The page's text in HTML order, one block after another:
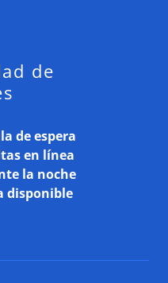
de
de espera
en línea
la noche
disponible